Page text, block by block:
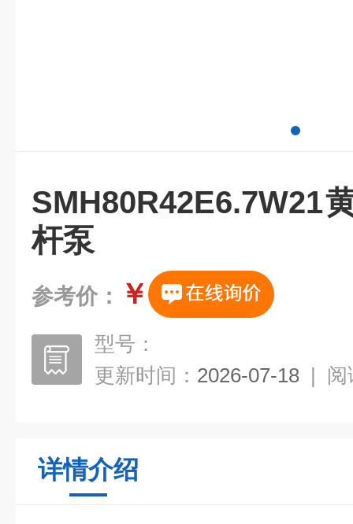
SMH80R42E6.7W21
杆泵
参考价： ￥
型号：
更新时间： 2026-07-18 | 阅
详情介绍